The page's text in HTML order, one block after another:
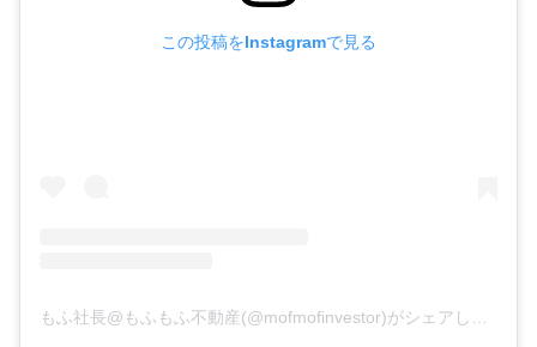
この投稿をInstagramで見る